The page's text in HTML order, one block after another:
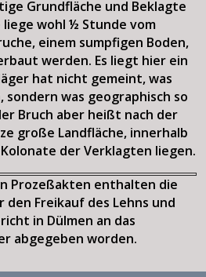
Grundfläche und Beklagte
wohl ½ Stunde vom
einem sumpfigen Boden,
werden. Es liegt hier ein
hat nicht gemeint, was
was geographisch so
Bruch aber heißt nach der
große Landfläche, innerhalb
der Verklagten liegen.
Prozeßakten enthalten die
Freikauf des Lehns und
in Dülmen an das
abgegeben worden.